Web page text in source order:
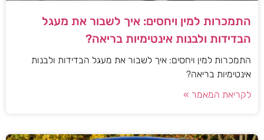
התמכרות למין ויחסים: איך לשבור את מעגל
הבדידות ולבנות אינטימיות בריאה?
התמכרות למין ויחסים: איך לשבור את מעגל הבדידות ולבנות
אינטימיות בריאה?
לקריאת המאמר »